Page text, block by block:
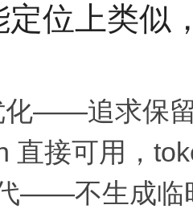
位上类似
化——追求保
直接可用，
——不生成临